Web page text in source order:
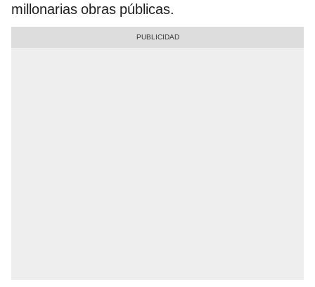
millonarias obras públicas.